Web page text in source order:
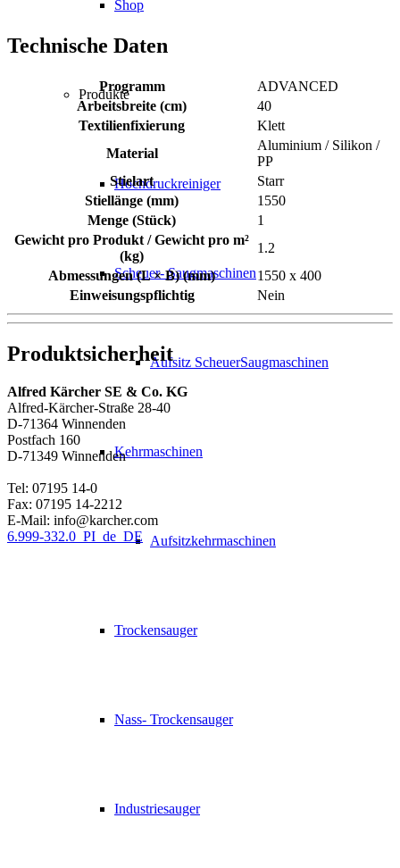
Shop
Produkte
Hochdruckreiniger
Scheuer- Saugmaschinen
Aufsitz ScheuerSaugmaschinen
Kehrmaschinen
Aufsitzkehrmaschinen
Trockensauger
Nass- Trockensauger
Industriesauger
Technische Daten
Programm
ADVANCED
Arbeitsbreite (cm)
40
Textilienfixierung
Klett
Material
Aluminium / Silikon /
PP
Stielart
Starr
Stiellänge (mm)
1550
Menge (Stück)
1
Gewicht pro Produkt / Gewicht pro m²
(kg)
1.2
Abmessungen (L × B) (mm)
1550 x 400
Einweisungspflichtig
Nein
Produktsicherheit
Alfred Kärcher SE & Co. KG
Alfred-Kärcher-Straße 28-40
D-71364 Winnenden
Postfach 160
D-71349 Winnenden
Tel: 07195 14-0
Fax: 07195 14-2212
E-Mail: info@karcher.com
6.999-332.0_PI_de_DE